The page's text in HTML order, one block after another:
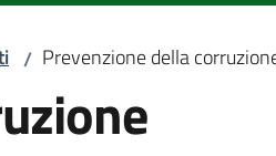
/ Prevenzione della